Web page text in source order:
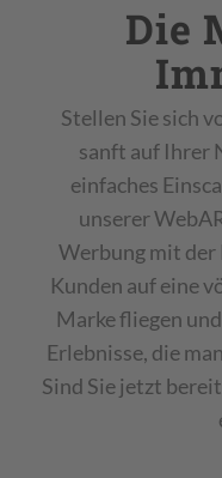
Die
Stellen Sie sich
sanft auf Ihrer
einfaches
unserer
Werbung mit
Kunden auf eine
Marke fliegen
Erlebnisse, die
Sind Sie jetzt